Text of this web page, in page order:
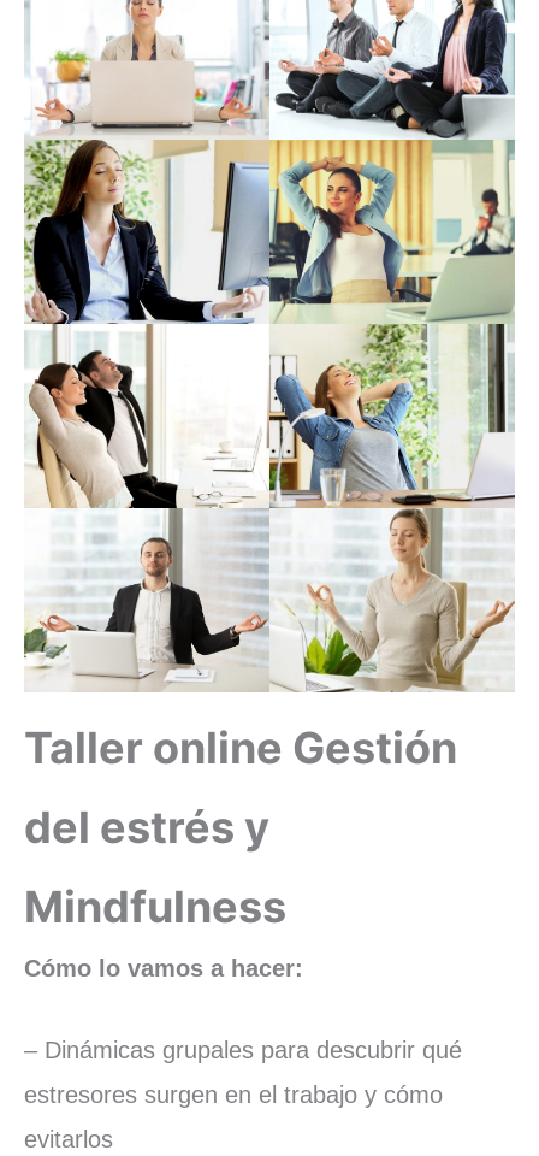
Taller online Gestión
del estrés y
Mindfulness
Cómo lo vamos a hacer:
– Dinámicas grupales para descubrir qué
estresores surgen en el trabajo y cómo
evitarlos